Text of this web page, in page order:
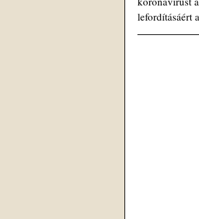
lefordításáért